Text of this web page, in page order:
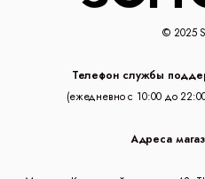
© 2025
Телефон службы
(ежедневно с 10:00 до
Адреса